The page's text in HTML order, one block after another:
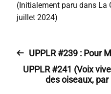
(Initialement paru dans La
juillet 2024)
UPPLR #239 : Pour
UPPLR #241 (Voix
des oiseaux,